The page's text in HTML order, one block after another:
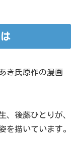
き氏原作の漫画
、後藤ひとりが、
を描いています。